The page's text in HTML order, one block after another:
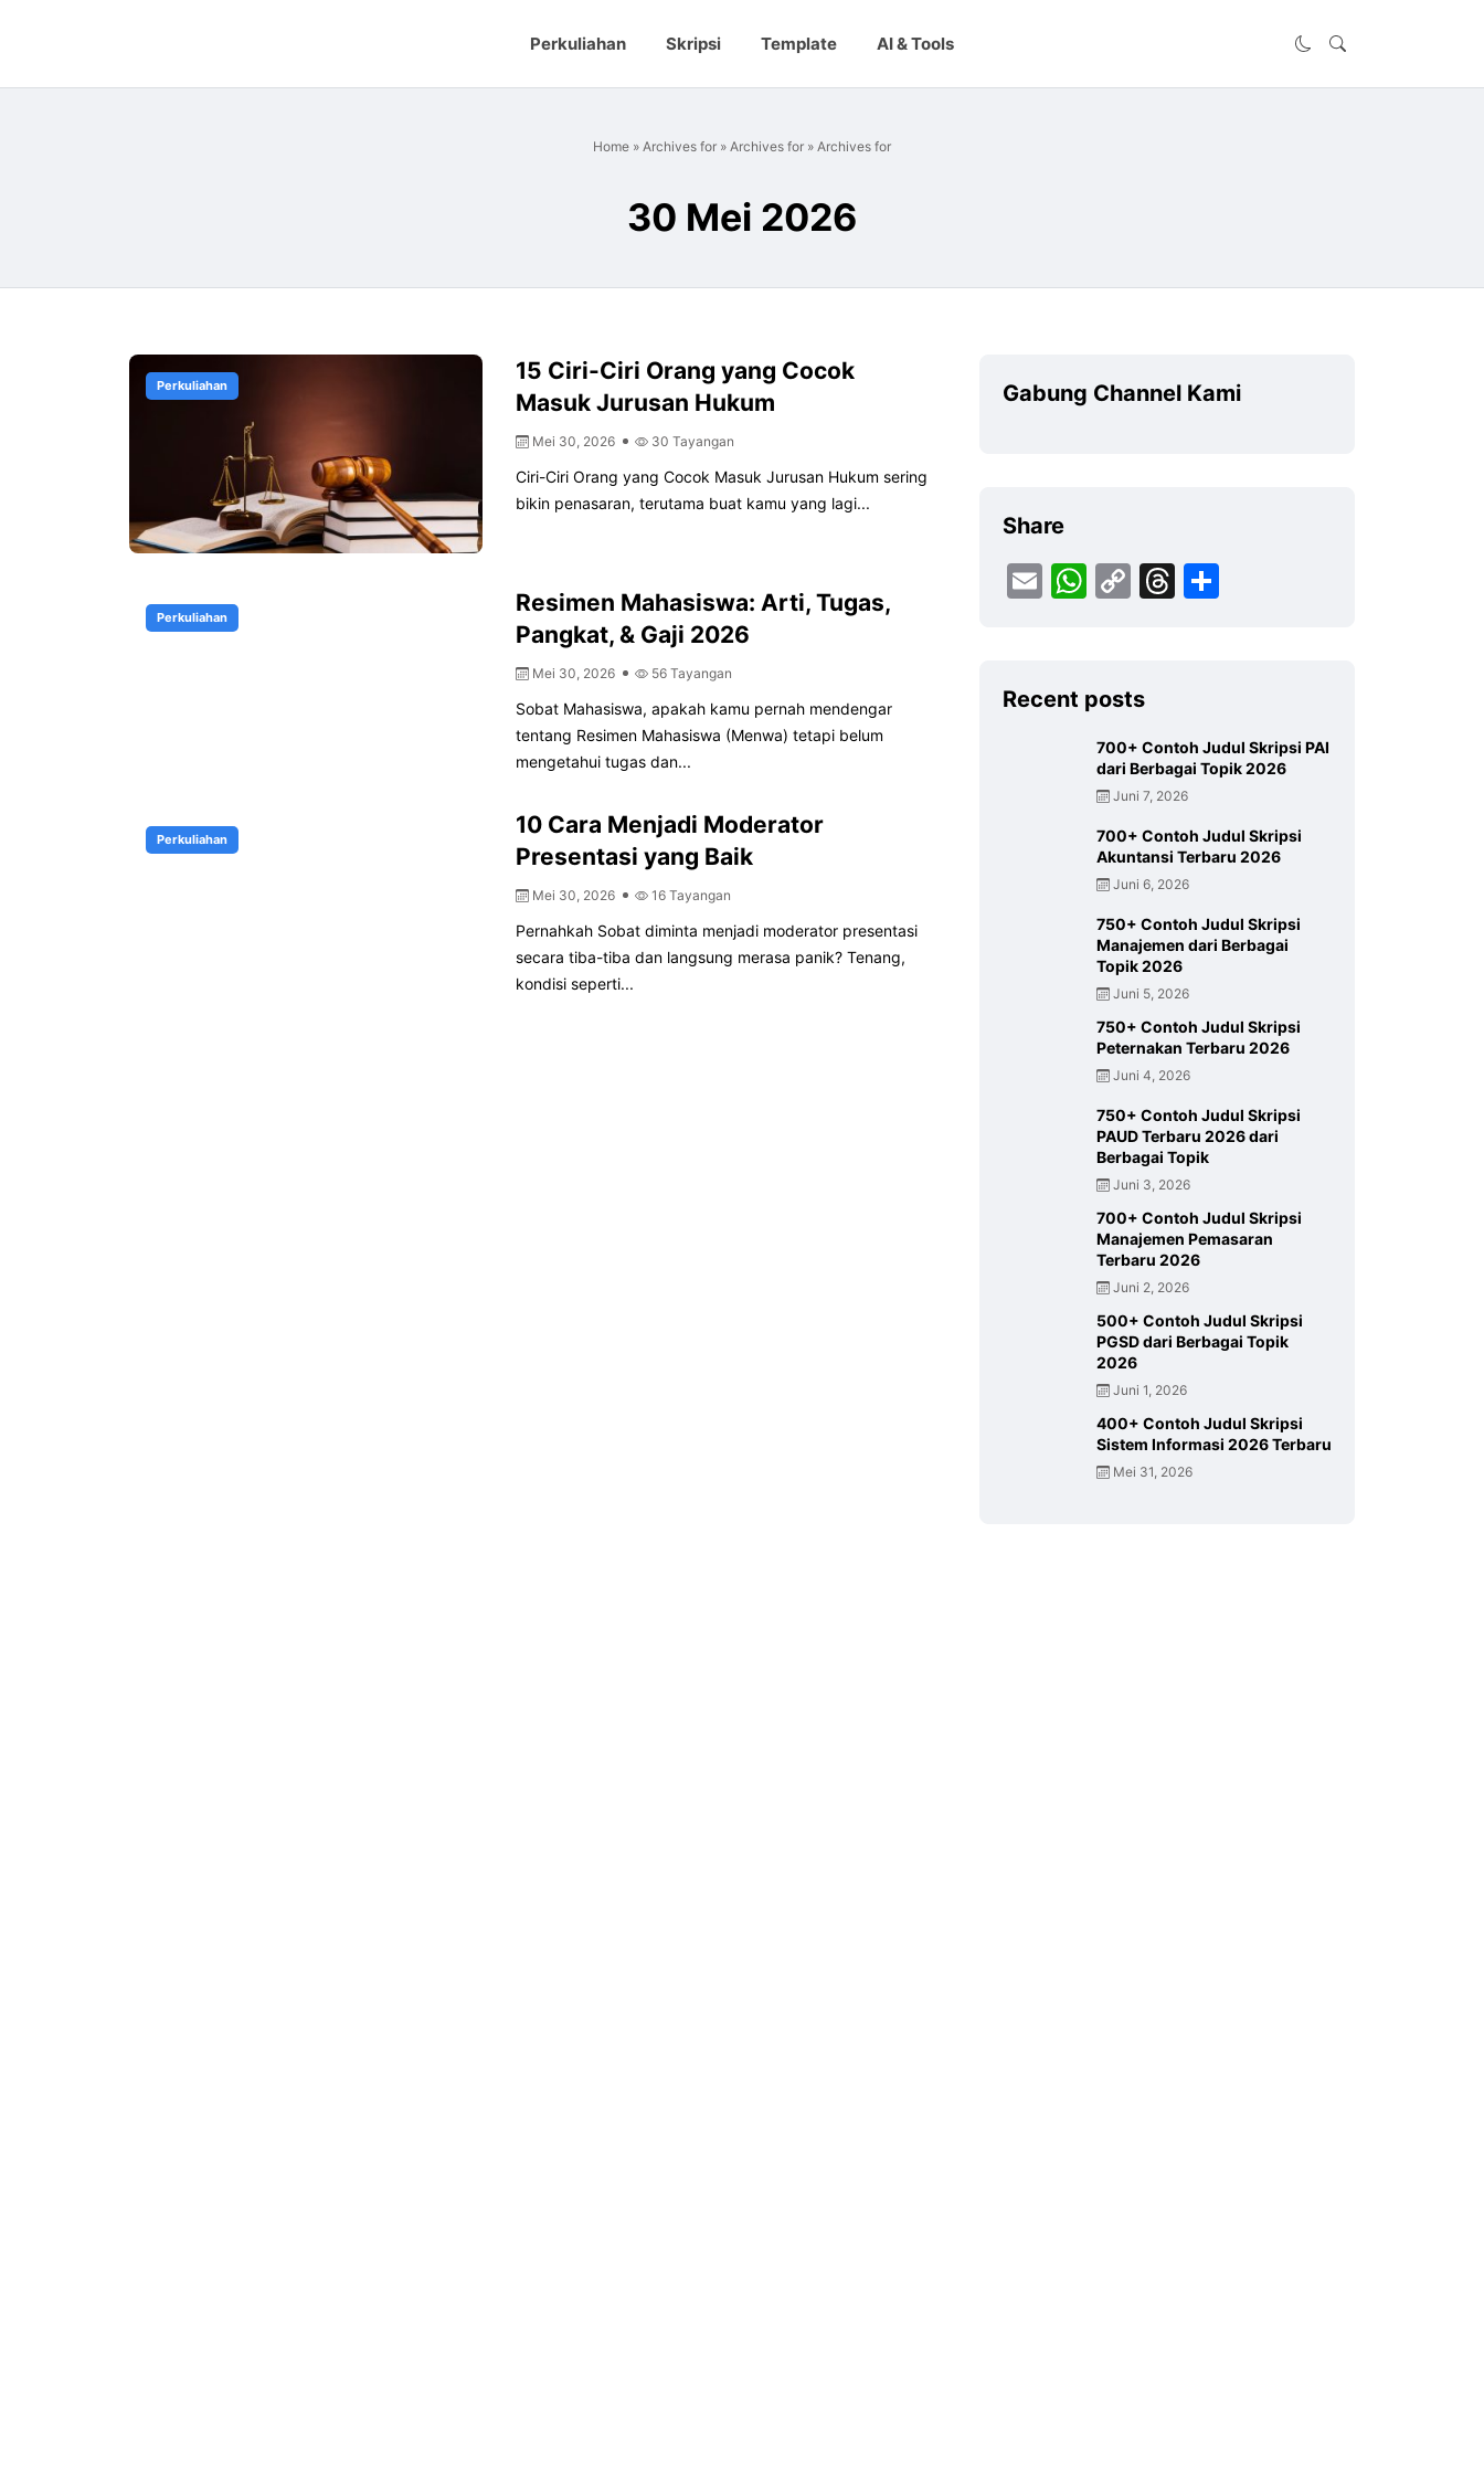
Perkuliahan Skripsi Template AI & Tools
Home » Archives for » Archives for » Archives for
30 Mei 2026
Perkuliahan
15 Ciri-Ciri Orang yang Cocok
Masuk Jurusan Hukum
Mei 30, 2026 30 Tayangan
Ciri-Ciri Orang yang Cocok Masuk Jurusan Hukum sering
bikin penasaran, terutama buat kamu yang lagi...
Perkuliahan
Resimen Mahasiswa: Arti, Tugas,
Pangkat, & Gaji 2026
Mei 30, 2026 56 Tayangan
Sobat Mahasiswa, apakah kamu pernah mendengar
tentang Resimen Mahasiswa (Menwa) tetapi belum
mengetahui tugas dan...
Perkuliahan
10 Cara Menjadi Moderator
Presentasi yang Baik
Mei 30, 2026 16 Tayangan
Pernahkah Sobat diminta menjadi moderator presentasi
secara tiba-tiba dan langsung merasa panik? Tenang,
kondisi seperti...
Gabung Channel Kami
Share
EmailWhatsApp
CopyThreads
Recent posts
700+ Contoh Judul Skripsi PAI
dari Berbagai Topik 2026
Juni 7, 2026
700+ Contoh Judul Skripsi
Akuntansi Terbaru 2026
Juni 6, 2026
750+ Contoh Judul Skripsi
Manajemen dari Berbagai
Topik 2026
Juni 5, 2026
750+ Contoh Judul Skripsi
Peternakan Terbaru 2026
Juni 4, 2026
750+ Contoh Judul Skripsi
PAUD Terbaru 2026 dari
Berbagai Topik
Juni 3, 2026
700+ Contoh Judul Skripsi
Manajemen Pemasaran
Terbaru 2026
Juni 2, 2026
500+ Contoh Judul Skripsi
PGSD dari Berbagai Topik
2026
Juni 1, 2026
400+ Contoh Judul Skripsi
Sistem Informasi 2026 Terbaru
Mei 31, 2026